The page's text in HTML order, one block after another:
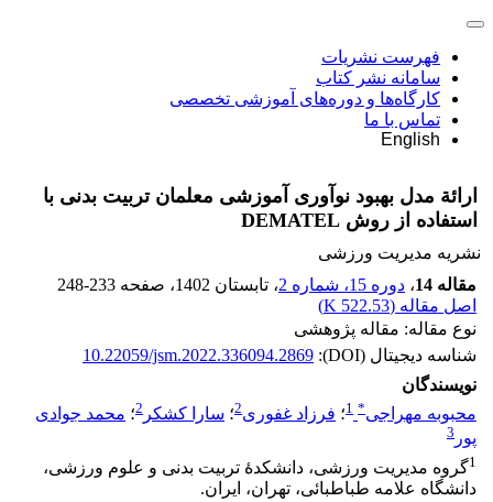
فهرست نشریات
سامانه نشر کتاب
کارگاه‌ها و دوره‌های آموزشی تخصصی
تماس با ما
English
ارائة مدل بهبود نوآوری آموزشی معلمان تربیت بدنی با
استفاده از روش DEMATEL
نشریه مدیریت ورزشی
مقاله 14
، دوره 15، شماره 2 ، تابستان 1402 ، صفحه 248-233
اصل مقاله (522.53 K
)
نوع مقاله: مقاله پژوهشی
شناسه دیجیتال (DOI):
10.22059/jsm.2022.336094.2869
نویسندگان
محبوبه مهراجی*
1؛ فرزاد غفوری2؛ سارا کشکر 2؛ محمد جوادی
پور 3
1گروه مدیریت ورزشی، دانشکدۀ تربیت بدنی و علوم ورزشی،
دانشگاه علامه طباطبائی، تهران، ایران.